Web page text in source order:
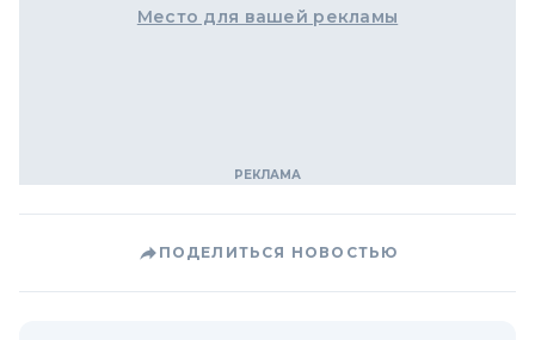
Место для вашей рекламы
ПОДЕЛИТЬСЯ НОВОСТЬЮ